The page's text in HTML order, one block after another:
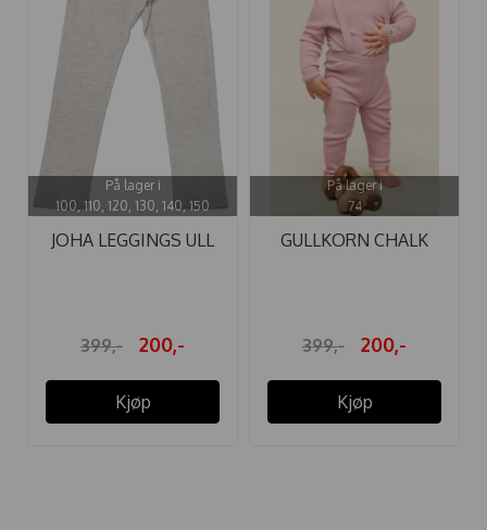
På lager i
100, 110, 120, 130, 140, 150
JOHA LEGGINGS ULL
399,- 200,-
Kjøp
På lager i
74
GULLKORN CHALK
399,- 200,-
Kjøp